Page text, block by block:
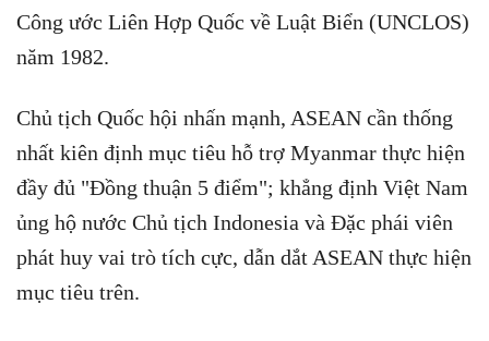
Công ước Liên Hợp Quốc về Luật Biển (UNCLOS)
năm 1982.
Chủ tịch Quốc hội nhấn mạnh, ASEAN cần thống
nhất kiên định mục tiêu hỗ trợ Myanmar thực hiện
đầy đủ "Đồng thuận 5 điểm"; khẳng định Việt Nam
ủng hộ nước Chủ tịch Indonesia và Đặc phái viên
phát huy vai trò tích cực, dẫn dắt ASEAN thực hiện
mục tiêu trên.